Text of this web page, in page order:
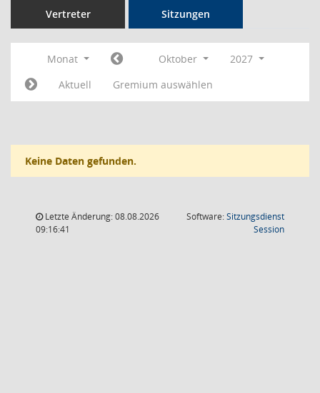
Vertreter Sitzungen
Monat Oktober
2027
Aktuell
Gremium auswählen
Keine Daten gefunden.
Letzte Änderung: 08.08.2026
09:16:41
Software:Sitzungsdienst
Session(Wird in